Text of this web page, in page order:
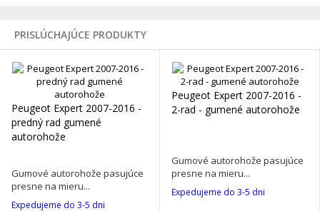
PRISLÚCHAJÚCE PRODUKTY
Peugeot Expert 2007-2016 -
predný rad gumené
autorohože
Gumové autorohože pasujúce
presne na mieru...
Expedujeme do 3-5 dni
Peugeot Expert 2007-2016 -
2-rad - gumené autorohože
Gumové autorohože pasujúce
presne na mieru...
Expedujeme do 3-5 dni